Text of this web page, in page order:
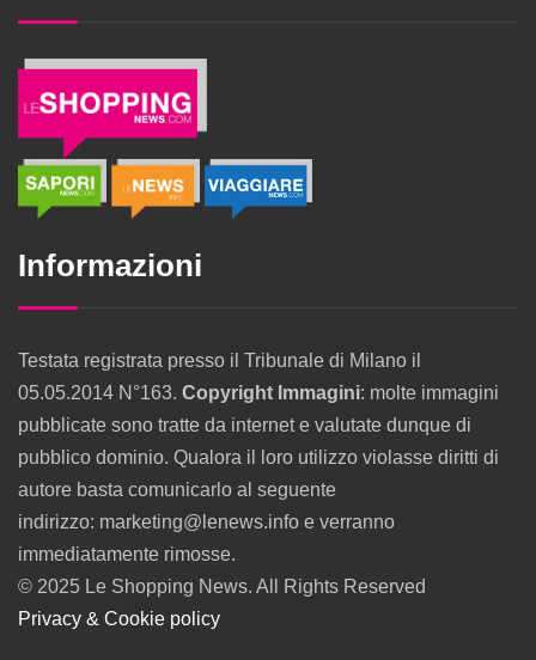
Informazioni
Testata registrata presso il Tribunale di Milano il
05.05.2014 N°163. Copyright Immagini: molte immagini
pubblicate sono tratte da internet e valutate dunque di
pubblico dominio. Qualora il loro utilizzo violasse diritti di
autore basta comunicarlo al seguente
indirizzo: marketing@lenews.info e verranno
immediatamente rimosse.
© 2025 Le Shopping News. All Rights Reserved
Privacy & Cookie policy